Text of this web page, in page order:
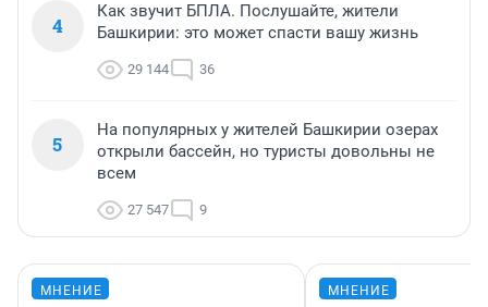
4
Как звучит БПЛА. Послушайте, жители
Башкирии: это может спасти вашу жизнь
29 144 36
5
На популярных у жителей Башкирии озерах
открыли бассейн, но туристы довольны не
всем
27 547 9
МНЕНИЕ МНЕНИЕ